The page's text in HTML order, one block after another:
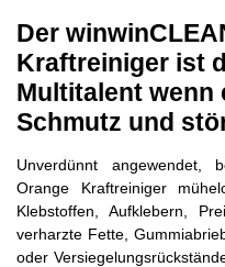
Der
Kraftreiniger ist
Multitalent wenn
Schmutz und
Unverdünnt angewendet,
Orange Kraftreiniger
Klebstoffen, Auf­klebern,
verharzte Fette,
oder